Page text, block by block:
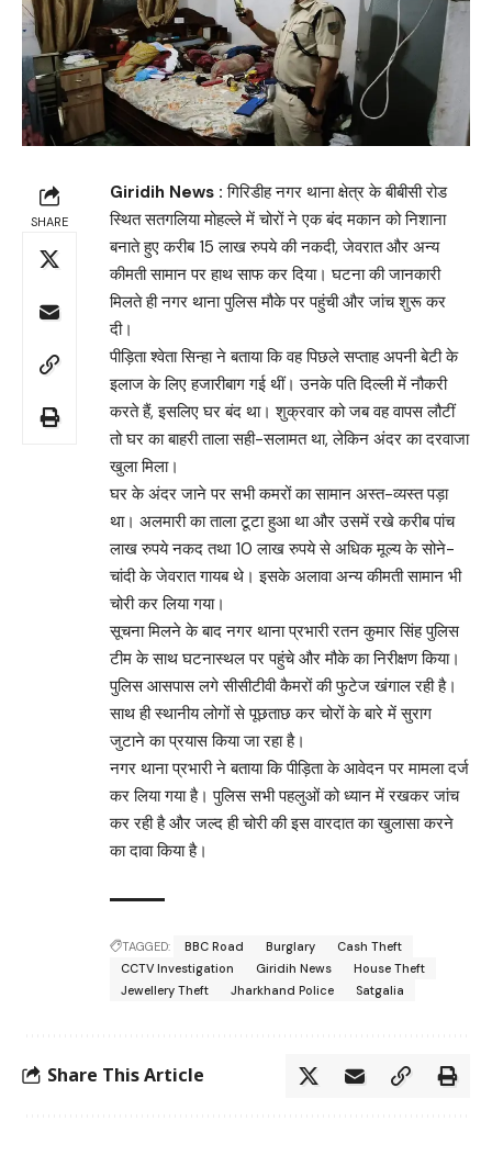
SHARE
Giridih News : गिरिडीह नगर थाना क्षेत्र के बीबीसी रोड
स्थित सतगलिया मोहल्ले में चोरों ने एक बंद मकान को निशाना
बनाते हुए करीब 15 लाख रुपये की नकदी, जेवरात और अन्य
कीमती सामान पर हाथ साफ कर दिया। घटना की जानकारी
मिलते ही नगर थाना पुलिस मौके पर पहुंची और जांच शुरू कर
दी।
पीड़िता श्वेता सिन्हा ने बताया कि वह पिछले सप्ताह अपनी बेटी के
इलाज के लिए हजारीबाग गई थीं। उनके पति दिल्ली में नौकरी
करते हैं, इसलिए घर बंद था। शुक्रवार को जब वह वापस लौटीं
तो घर का बाहरी ताला सही-सलामत था, लेकिन अंदर का दरवाजा
खुला मिला।
घर के अंदर जाने पर सभी कमरों का सामान अस्त-व्यस्त पड़ा
था। अलमारी का ताला टूटा हुआ था और उसमें रखे करीब पांच
लाख रुपये नकद तथा 10 लाख रुपये से अधिक मूल्य के सोने-
चांदी के जेवरात गायब थे। इसके अलावा अन्य कीमती सामान भी
चोरी कर लिया गया।
सूचना मिलने के बाद नगर थाना प्रभारी रतन कुमार सिंह पुलिस
टीम के साथ घटनास्थल पर पहुंचे और मौके का निरीक्षण किया।
पुलिस आसपास लगे सीसीटीवी कैमरों की फुटेज खंगाल रही है।
साथ ही स्थानीय लोगों से पूछताछ कर चोरों के बारे में सुराग
जुटाने का प्रयास किया जा रहा है।
नगर थाना प्रभारी ने बताया कि पीड़िता के आवेदन पर मामला दर्ज
कर लिया गया है। पुलिस सभी पहलुओं को ध्यान में रखकर जांच
कर रही है और जल्द ही चोरी की इस वारदात का खुलासा करने
का दावा किया है।
TAGGED: BBC Road Burglary
Cash Theft
CCTV Investigation
Giridih News
House Theft
Jewellery Theft
Jharkhand Police Satgalia
Share This Article